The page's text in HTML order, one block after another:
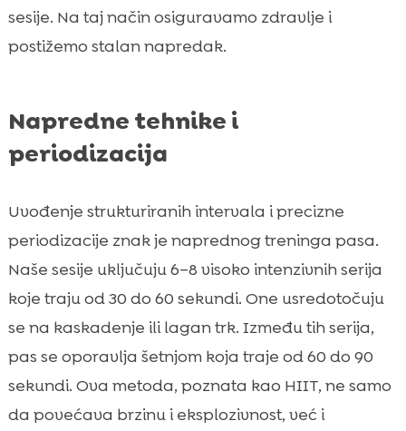
sesije. Na taj način osiguravamo zdravlje i
postižemo stalan napredak.
Napredne tehnike i
periodizacija
Uvođenje strukturiranih intervala i precizne
periodizacije znak je naprednog treninga pasa.
Naše sesije uključuju 6–8 visoko intenzivnih serija
koje traju od 30 do 60 sekundi. One usredotočuju
se na kaskadenje ili lagan trk. Između tih serija,
pas se oporavlja šetnjom koja traje od 60 do 90
sekundi. Ova metoda, poznata kao HIIT, ne samo
da povećava brzinu i eksplozivnost, već i